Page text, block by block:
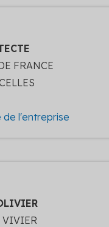
FRANCE
de l'entreprise
VIVIER